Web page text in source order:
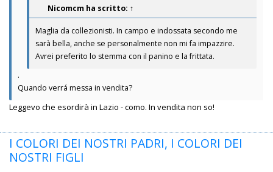
Nicomcm ha scritto: ↑
Maglia da collezionisti. In campo e indossata secondo me
sarà bella, anche se personalmente non mi fa impazzire.
Avrei preferito lo stemma con il panino e la frittata.
.
Quando verrá messa in vendita?
Leggevo che esordirà in Lazio - como. In vendita non so!
I COLORI DEI NOSTRI PADRI, I COLORI DEI
NOSTRI FIGLI